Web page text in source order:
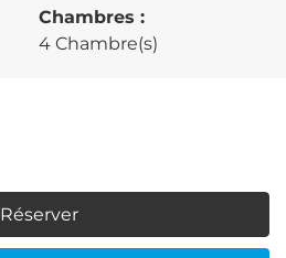
Chambres :
4 Chambre(s)
Réserver